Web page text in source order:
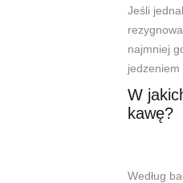
Jeśli
najmniej
jedzeniem
W
kawę?
Według